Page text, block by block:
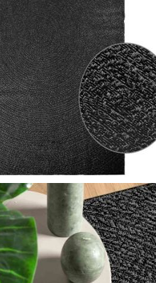
Подложки за фитнес уреди
Лостове за набиране
Силови кули
Йога и пилатес